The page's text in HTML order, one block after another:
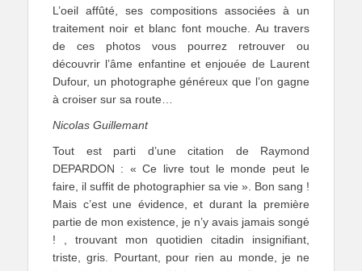
L’oeil affûté, ses compositions associées à un
traitement noir et blanc font mouche. Au travers
de ces photos vous pourrez retrouver ou
découvrir l’âme enfantine et enjouée de Laurent
Dufour, un photographe généreux que l’on gagne
à croiser sur sa route…
Nicolas Guillemant
Tout est parti d’une citation de Raymond
DEPARDON : « Ce livre tout le monde peut le
faire, il suffit de photographier sa vie ». Bon sang !
Mais c’est une évidence, et durant la première
partie de mon existence, je n’y avais jamais songé
! , trouvant mon quotidien citadin insignifiant,
triste, gris. Pourtant, pour rien au monde, je ne